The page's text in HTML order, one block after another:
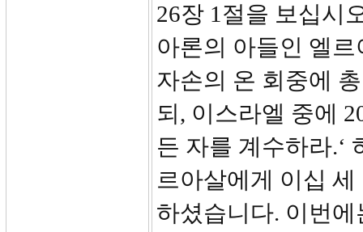
26장 1절을 보십시
아론의 아들인 엘
자손의 온 회중에
되, 이스라엘 중에
든 자를 계수하라.‘
르아살에게 이십
하셨습니다. 이번